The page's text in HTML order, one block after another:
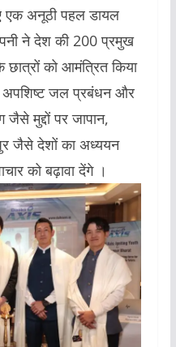
एक अनूठी पहल डायल
ने देश की 200 प्रमुख
को आमंत्रित किया
अपशिष्ट जल प्रबंधन और
जैसे मुद्दों पर जापान,
जैसे देशों का अध्ययन
को बढ़ावा देंगे ।